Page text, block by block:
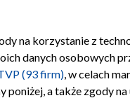
Polityka prywatności
na korzystanie z
danych osobowych
(93 firm), w celach
a także zgody